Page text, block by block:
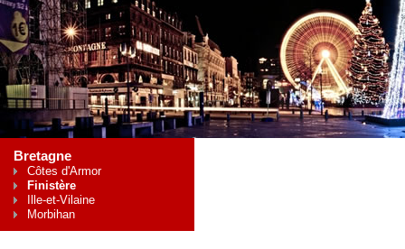
Bretagne
Côtes d'Armor
Finistère
Ille-et-Vilaine
Morbihan